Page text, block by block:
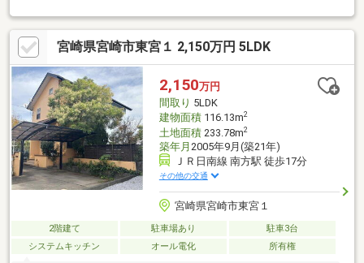
なので車椅子のままトイレに行くことが出来ます！1階、2階、増
設部にそれぞれトイレがありますので朝の忙しいお時間や来客時
も困りません！2世帯住宅もしくはお仕事部屋にも最適なお家で
す！■駐車場縦列２台可能！雨の日も安心のカーポートつき！前
面道路が広いので運転が苦手な方でも安心です！・小学校徒歩10
分×中学校徒歩1分！・バス停徒歩1分×木花駅まで徒歩1分！利便
性が良いので子育て世代の方に嬉しい条件です！
宮崎県宮崎市東宮１ 2,150万円 5LDK
2,150万円
間取り 5LDK
建物面積116.13m2
土地面積233.78m2
築年月 2005年9月(築21年)
ＪＲ日南線 南方駅 徒歩17分
その他の交通
宮崎県宮崎市東宮１
2階建て 駐車場あり
駐車3台
システムキッチン
オール電化 所有権